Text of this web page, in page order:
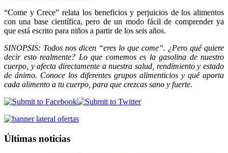
“Come y Crece” relata los beneficios y perjuicios de los alimentos
con una base científica, pero de un modo fácil de comprender ya
que está escrito para niños a partir de los seis años.
SINOPSIS: Todos nos dicen “eres lo que come”. ¿Pero qué quiere
decir esto realmente? Lo que comemos es la gasolina de nuestro
cuerpo, y afecta directamente a nuestra salud, rendimiento y estado
de ánimo. Conoce los diferentes grupos alimenticios y qué aporta
cada alimento a tu cuerpo, para que crezcas sano y fuerte.
Últimas noticias